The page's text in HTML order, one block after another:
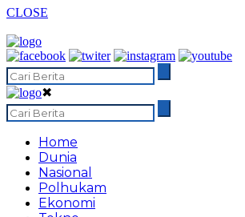
CLOSE
✖
Home
Dunia
Nasional
Polhukam
Ekonomi